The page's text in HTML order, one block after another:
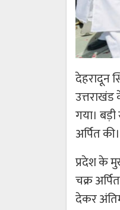
देहरादून
उत्तराखंड
गया।
अर्पित की।
प्रदेश के
चक्र
देकर